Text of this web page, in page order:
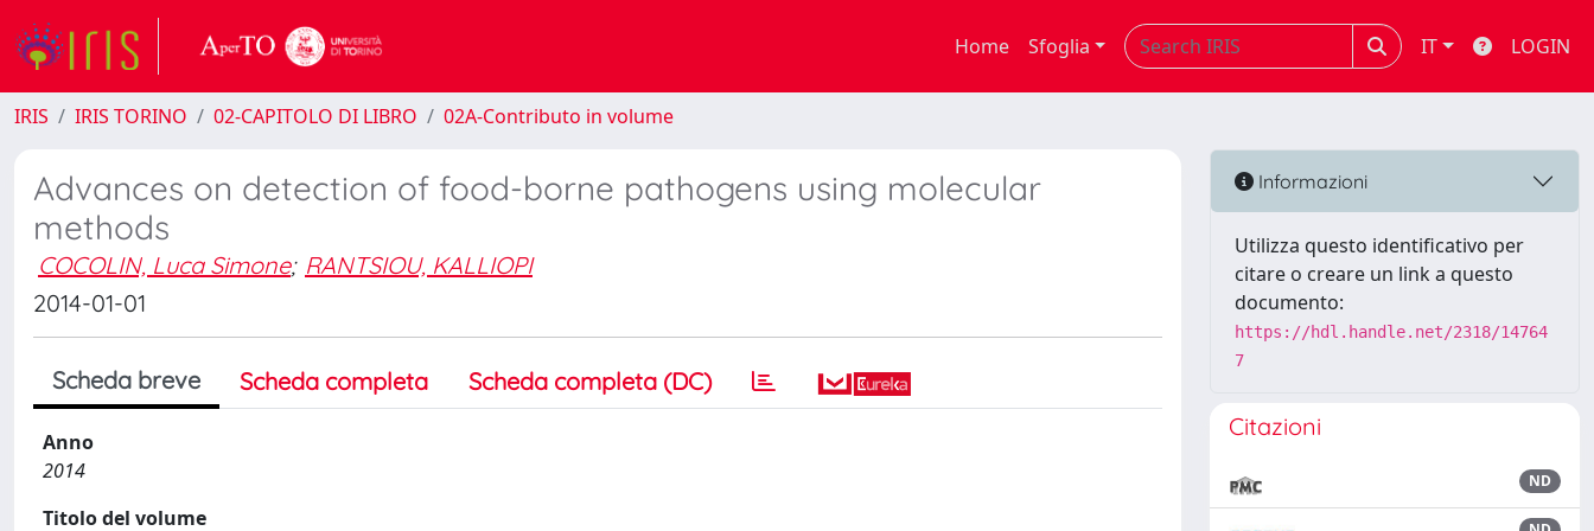
Home Sfoglia IT LOGIN
IRIS IRIS TORINO 02-CAPITOLO DI LIBRO 02A-Contributo in volume
Advances on detection of food-borne pathogens using molecular
methods
COCOLIN, Luca Simone; RANTSIOU, KALLIOPI
2014-01-01
Scheda breve Scheda completa Scheda completa (DC)
Anno
2014
Titolo del volume
Informazioni
Utilizza questo identificativo per
citare o creare un link a questo
documento:
https://hdl.handle.net/2318/14764
7
Citazioni
ND